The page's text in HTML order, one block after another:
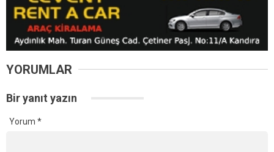
YORUMLAR
Bir yanıt yazın
Yorum *